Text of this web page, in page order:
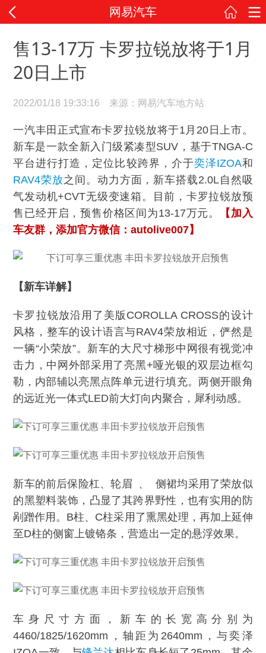
网易汽车
售13-17万 卡罗拉锐放将于1月
20日上市
2022/01/18 19:33:16 来源：网易汽车地方站
一汽丰田正式宣布卡罗拉锐放将于1月20日上市。
新车是一款全新入门级紧凑型SUV，基于TNGA-C
平台进行打造，定位比较跨界，介于奕泽IZOA和
RAV4荣放 之间。动力方面，新车搭载2.0L自然吸
气发动机+CVT无级变速箱。目前，卡罗拉锐放预
售已经开启，预售价格区间为13-17万元。
【加入
车友群，添加官方微信：autolive007】
【新车详解】
卡罗拉锐放沿用了美版COROLLA CROSS的设计
风格，整车的设计语言与RAV4荣放相近，俨然是
一辆“小荣放”。新车的大尺寸梯形中网很有视觉冲
击力，中网外部采用了亮黑+哑光银的双层边框勾
勒，内部辅以亮黑点阵单元进行填充。两侧开眼角
的远近光一体式LED前大灯向内聚合，犀利动感。
新车的前后保险杠、轮眉 、 侧裙均采用了荣放似
的黑塑料装饰，凸显了其跨界野性，也有实用的防
剐蹭作用。B柱、C柱采用了熏黑处理，再加上延伸
至D柱的侧窗上镀铬条，营造出一定的悬浮效果。
车身尺寸方面，新车的长宽高分别为
4460/1825/1620mm，轴距为2640mm，与奕泽